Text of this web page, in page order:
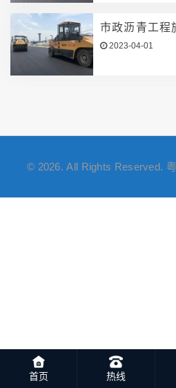
市政沥青工程
2023-04-01
© 2026. All Rights Reserved.
首页 热线